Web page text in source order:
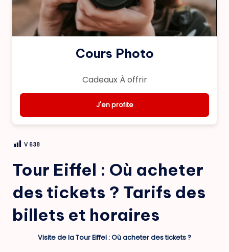
Cours Photo
Cadeaux À offrir
J'en profite
V 638
Tour Eiffel : Où acheter
des tickets ? Tarifs des
billets et horaires
Visite de la Tour Eiffel : Où acheter des tickets ?